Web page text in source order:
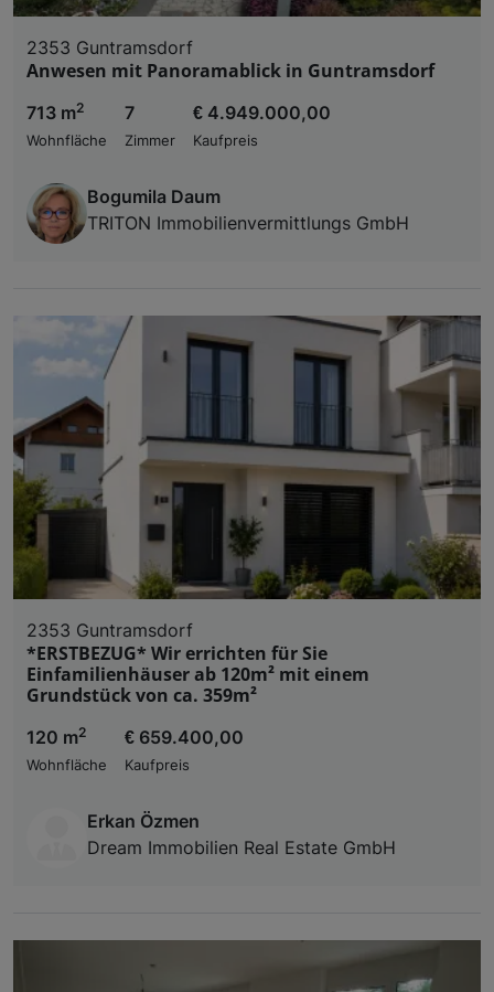
2353 Guntramsdorf
Anwesen mit Panoramablick in Guntramsdorf
713 m2
Wohnfläche
7
Zimmer
€ 4.949.000,00
Kaufpreis
Bogumila Daum
TRITON Immobilienvermittlungs GmbH
2353 Guntramsdorf
*ERSTBEZUG* Wir errichten für Sie
Einfamilienhäuser ab 120m² mit einem
Grundstück von ca. 359m²
120 m2
Wohnfläche
€ 659.400,00
Kaufpreis
Erkan Özmen
Dream Immobilien Real Estate GmbH